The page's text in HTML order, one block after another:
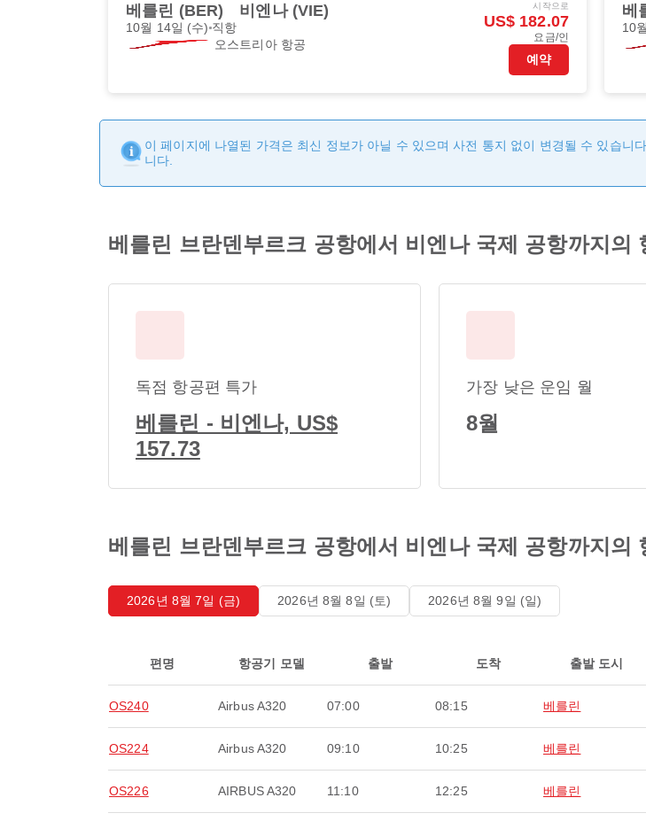
베를린 (BER) 비엔나 (VIE)
10월 14일 (수) 직항
오스트리아 항공
시작으로
US$ 182.07
요금/인
예약
베
10
이 페이지에 나열된 가격은 최신 정보가 아닐 수 있으며 사전 통지 없이 변경될 수 있습니
니다.
베를린 브란덴부르크 공항에서 비엔나 국제 공항까지의
독점 항공편 특가
베를린 - 비엔나, US$
157.73
가장 낮은 운임 월
8월
베를린 브란덴부르크 공항에서 비엔나 국제 공항까지의
2026년 8월 7일 (금) 2026년 8월 8일 (토) 2026년 8월 9일 (일)
편명 항공기 모델 출발 도착 출발 도시
OS240 Airbus A320 07:00 08:15 베를린
OS224 Airbus A320 09:10 10:25 베를린
OS226 AIRBUS A320 11:10 12:25 베를린